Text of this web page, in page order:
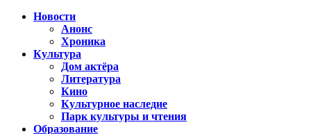
Новости
Анонс
Хроника
Культура
Дом актёра
Литература
Кино
Культурное наследие
Парк культуры и чтения
Образование